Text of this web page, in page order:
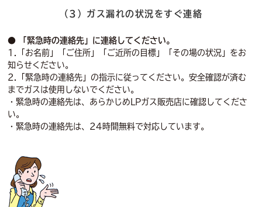
（3）ガス漏れの状況をすぐ連絡
● 「緊急時の連絡先」に連絡してください。
1.「お名前」「ご住所」「ご近所の目標」「その場の状況」をお
知らせください。
2.「緊急時の連絡先」の指示に従ってください。安全確認が済む
までガスは使用しないでください。
・緊急時の連絡先は、あらかじめLPガス販売店に確認してくださ
い。
・緊急時の連絡先は、24時間無料で対応しています。